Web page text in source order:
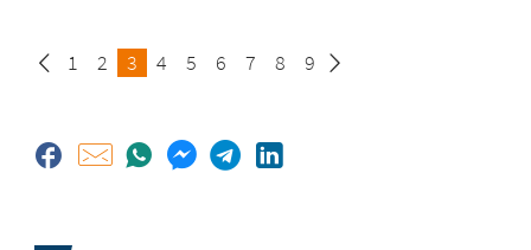
Seite
1 Seite
2 Seite
3 Seite
4 Seite
5 Seite
6 Seite
7 Seite
8 Seite
9